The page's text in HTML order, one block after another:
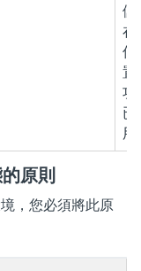
儲
在
何
置
功
已
用
原則
，您必須將此原